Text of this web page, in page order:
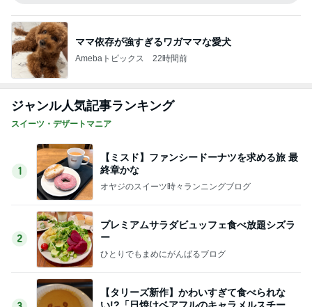
ママ依存が強すぎるワガママな愛犬
Amebaトピックス 22時間前
ジャンル人気記事ランキング
スイーツ・デザートマニア
1
【ミスド】ファンシードーナツを求める旅 最
終章かな
オヤジのスイーツ時々ランニングブログ
2
プレミアムサラダビュッフェ食べ放題シズラ
ー
ひとりでもまめにがんばるブログ
【タリーズ新作】かわいすぎて食べられな
い!?「日焼けベアフルのキャラメルスチーム